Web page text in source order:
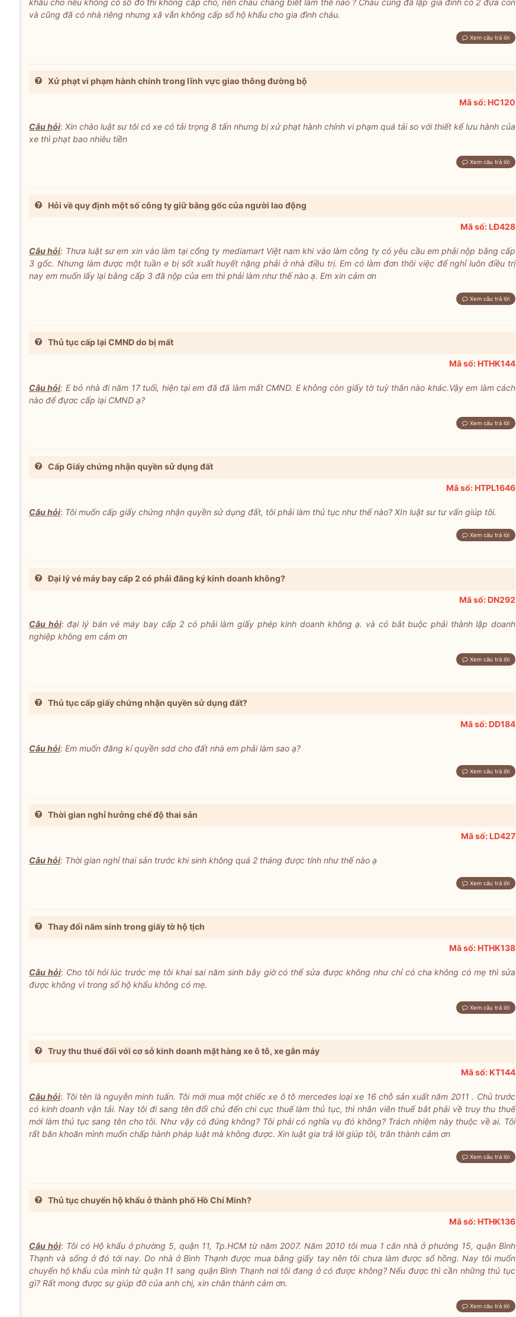
khẩu cho nếu không có sổ đỏ thì không cấp cho, nên cháu chẳng biết làm thế nào ? Cháu cũng đã lập gia đình có 2 đứa con
và cũng đã có nhà riêng nhưng xã vẫn không cấp sổ hộ khẩu cho gia đình cháu.
Xem câu trả lời
Xử phạt vi phạm hành chính trong lĩnh vực giao thông đường bộ
Mã số: HC120
Câu hỏi: Xin chào luật sư tôi có xe có tải trọng 8 tấn nhưng bị xử phạt hành chính vi phạm quá tải so với thiết kế lưu hành của
xe thì phạt bao nhiêu tiền
Xem câu trả lời
Hỏi về quy định một số công ty giữ bằng gốc của người lao động
Mã số: LĐ428
Câu hỏi: Thưa luật sư em xin vào làm tại cổng ty mediamart Việt nam khi vào làm công ty có yêu cầu em phải nộp bằng cấp
3 gốc. Nhưng làm được một tuần e bị sốt xuất huyết nặng phải ở nhà điều trị. Em có làm đơn thôi việc để nghỉ luôn điều trị
nay em muốn lấy lại bằng cấp 3 đã nộp của em thì phải làm như thế nào ạ. Em xin cảm ơn
Xem câu trả lời
Thủ tục cấp lại CMND do bị mất
Mã số: HTHK144
Câu hỏi: E bỏ nhà đi năm 17 tuổi, hiện tại em đã đã làm mất CMND. E không còn giấy tờ tuỳ thân nào khác.Vậy em làm cách
nào để đựơc cấp lại CMND ạ?
Xem câu trả lời
Cấp Giấy chứng nhận quyền sử dụng đất
Mã số: HTPL1646
Câu hỏi: Tôi muốn cấp giấy chứng nhận quyền sử dụng đất, tôi phải làm thủ tục như thế nào? XIn luật sư tư vấn giúp tôi.
Xem câu trả lời
Đại lý vé máy bay cấp 2 có phải đăng ký kinh doanh không?
Mã số: DN292
Câu hỏi:đại lý bán vé máy bay cấp 2 có phải làm giấy phép kinh doanh không ạ. và có bắt buộc phải thành lập doanh
nghiệp không em cảm ơn
Xem câu trả lời
Thủ tục cấp giấy chứng nhận quyền sử dụng đất?
Mã số: DD184
Câu hỏi: Em muốn đăng kí quyền sdd cho đất nhà em phải làm sao ạ?
Xem câu trả lời
Thời gian nghỉ hưởng chế độ thai sản
Mã số: LD427
Câu hỏi: Thời gian nghỉ thai sản trước khi sinh không quá 2 tháng được tính như thế nào ạ
Xem câu trả lời
Thay đổi năm sinh trong giấy tờ hộ tịch
Mã số: HTHK138
Câu hỏi: Cho tôi hỏi lúc trước mẹ tôi khai sai năm sinh bây giờ có thể sửa được không như chỉ có cha không có mẹ thì sửa
được không vì trong sổ hộ khẩu không có mẹ.
Xem câu trả lời
Truy thu thuế đối với cơ sở kinh doanh mặt hàng xe ô tô, xe gắn máy
Mã số: KT144
Câu hỏi: Tôi tên là nguyễn minh tuấn. Tôi mới mua một chiếc xe ô tô mercedes loại xe 16 chỗ sản xuất năm 2011 . Chủ trước
có kinh doanh vận tải. Nay tôi đi sang tên đổi chủ đến chi cục thuế làm thủ tục, thì nhân viên thuế bắt phải về truy thu thuế
mới làm thủ tục sang tên cho tôi. Như vậy có đúng không? Tôi phải có nghĩa vụ đó không? Trách nhiệm này thuộc về ai. Tôi
rất băn khoăn mình muốn chấp hành pháp luật mà không được. Xin luật gia trả lời giúp tôi, trân thành cảm ơn
Xem câu trả lời
Thủ tục chuyển hộ khẩu ở thành phố Hồ Chí Minh?
Mã số: HTHK136
Câu hỏi: Tôi có Hộ khẩu ở phường 5, quận 11, Tp.HCM từ năm 2007. Năm 2010 tôi mua 1 căn nhà ở phường 15, quận Bình
Thạnh và sống ở đó tới nay. Do nhà ở Bình Thạnh được mua bằng giấy tay nên tôi chưa làm được sổ hồng. Nay tôi muốn
chuyển hộ khẩu của mình từ quận 11 sang quận Bình Thạnh nơi tôi đang ở có được không? Nếu được thì cần những thủ tục
gì? Rất mong được sự giúp đỡ của anh chị, xin chân thành cảm ơn.
Xem câu trả lời